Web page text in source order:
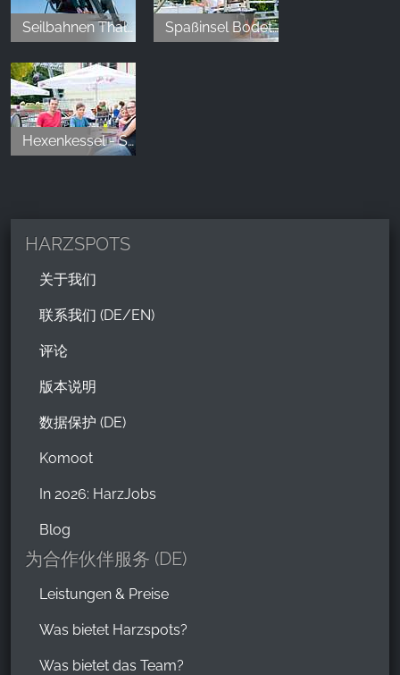
Seilbahnen Thale Erlebniswelt Spaßinsel Bodetal
Hexenkessel - Seilbahnen Thale Erlebniswelt
HARZSPOTS
关于我们
联系我们 (DE/EN)
评论
版本说明
数据保护 (DE)
Komoot
In 2026: HarzJobs
Blog
为合作伙伴服务 (DE)
Leistungen & Preise
Was bietet Harzspots?
Was bietet das Team?